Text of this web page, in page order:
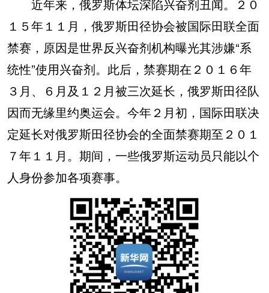
近年来，俄罗斯体坛深陷兴奋剂丑闻。２０
１５年１１月，俄罗斯田径协会被国际田联全面
禁赛，原因是世界反兴奋剂机构曝光其涉嫌“系
统性”使用兴奋剂。此后，禁赛期在２０１６年
３月、６月及１２月被三次延长，俄罗斯田径队
因而无缘里约奥运会。今年２月初，国际田联决
定延长对俄罗斯田径协会的全面禁赛期至２０１
７年１１月。期间，一些俄罗斯运动员只能以个
人身份参加各项赛事。